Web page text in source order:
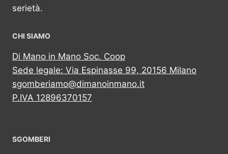
serietà.
CHI SIAMO
Di Mano in Mano Soc. Coop
Sede legale: Via Espinasse 99, 20156 Milano
sgomberiamo@dimanoinmano.it
P.IVA 12896370157
SGOMBERI